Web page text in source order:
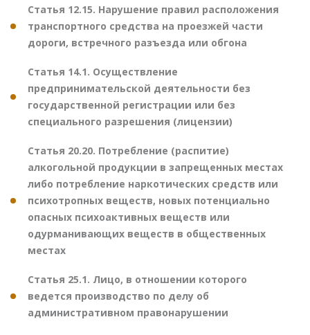
Статья 12.15. Нарушение правил расположения
транспортного средства на проезжей части
дороги, встречного разъезда или обгона
Статья 14.1. Осуществление
предпринимательской деятельности без
государственной регистрации или без
специального разрешения (лицензии)
Статья 20.20. Потребление (распитие)
алкогольной продукции в запрещенных местах
либо потребление наркотических средств или
психотропных веществ, новых потенциально
опасных психоактивных веществ или
одурманивающих веществ в общественных
местах
Статья 25.1. Лицо, в отношении которого
ведется производство по делу об
административном правонарушении